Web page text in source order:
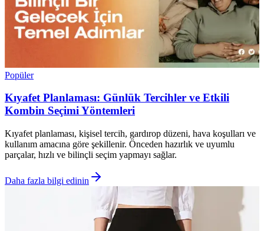
Popüler
Kıyafet Planlaması: Günlük Tercihler ve Etkili
Kombin Seçimi Yöntemleri
Kıyafet planlaması, kişisel tercih, gardırop düzeni, hava koşulları ve
kullanım amacına göre şekillenir. Önceden hazırlık ve uyumlu
parçalar, hızlı ve bilinçli seçim yapmayı sağlar.
Daha fazla bilgi edinin